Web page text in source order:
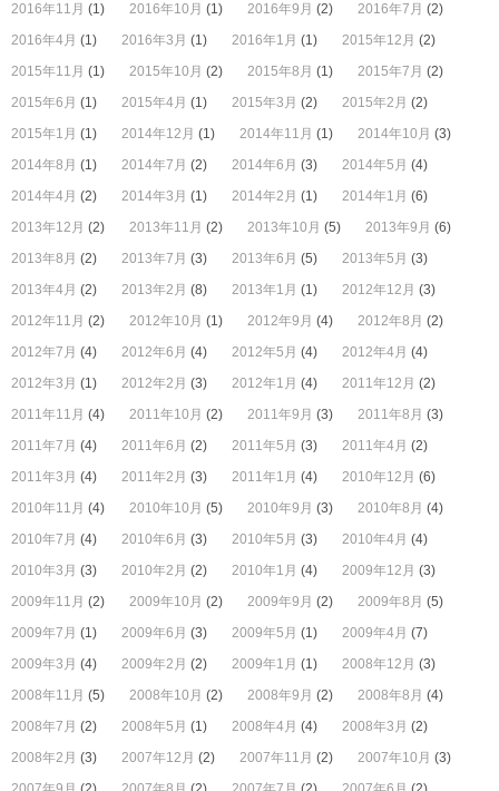
2016年11月 (1) 2016年10月 (1) 2016年9月 (2) 2016年7月 (2)
2016年4月 (1) 2016年3月 (1) 2016年1月 (1) 2015年12月 (2)
2015年11月 (1) 2015年10月 (2) 2015年8月 (1) 2015年7月 (2)
2015年6月 (1) 2015年4月 (1) 2015年3月 (2) 2015年2月 (2)
2015年1月 (1) 2014年12月 (1) 2014年11月 (1) 2014年10月 (3)
2014年8月 (1) 2014年7月 (2) 2014年6月 (3) 2014年5月 (4)
2014年4月 (2) 2014年3月 (1) 2014年2月 (1) 2014年1月 (6)
2013年12月 (2) 2013年11月 (2) 2013年10月 (5) 2013年9月 (6)
2013年8月 (2) 2013年7月 (3) 2013年6月 (5) 2013年5月 (3)
2013年4月 (2) 2013年2月 (8) 2013年1月 (1) 2012年12月 (3)
2012年11月 (2) 2012年10月 (1) 2012年9月 (4) 2012年8月 (2)
2012年7月 (4) 2012年6月 (4) 2012年5月 (4) 2012年4月 (4)
2012年3月 (1) 2012年2月 (3) 2012年1月 (4) 2011年12月 (2)
2011年11月 (4) 2011年10月 (2) 2011年9月 (3) 2011年8月 (3)
2011年7月 (4) 2011年6月 (2) 2011年5月 (3) 2011年4月 (2)
2011年3月 (4) 2011年2月 (3) 2011年1月 (4) 2010年12月 (6)
2010年11月 (4) 2010年10月 (5) 2010年9月 (3) 2010年8月 (4)
2010年7月 (4) 2010年6月 (3) 2010年5月 (3) 2010年4月 (4)
2010年3月 (3) 2010年2月 (2) 2010年1月 (4) 2009年12月 (3)
2009年11月 (2) 2009年10月 (2) 2009年9月 (2) 2009年8月 (5)
2009年7月 (1) 2009年6月 (3) 2009年5月 (1) 2009年4月 (7)
2009年3月 (4) 2009年2月 (2) 2009年1月 (1) 2008年12月 (3)
2008年11月 (5) 2008年10月 (2) 2008年9月 (2) 2008年8月 (4)
2008年7月 (2) 2008年5月 (1) 2008年4月 (4) 2008年3月 (2)
2008年2月 (3) 2007年12月 (2) 2007年11月 (2) 2007年10月 (3)